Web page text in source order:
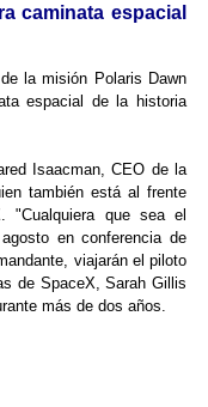
caminata espacial
la misión Polaris Dawn
espacial de la historia
Isaacman, CEO de la
también está al frente
"Cualquiera que sea el
en conferencia de
viajarán el piloto
de SpaceX, Sarah Gillis
más de dos años.